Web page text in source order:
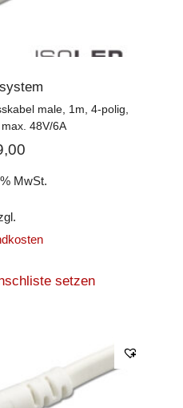
male, 1m, 4-polig,
48V/6A
MwSt.
setzen